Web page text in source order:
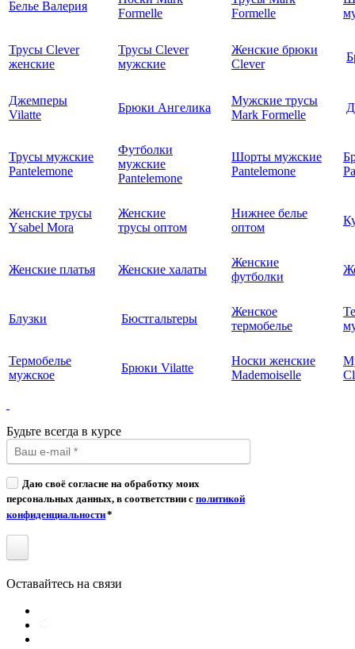
Белье Валерия
Formelle
Formelle
Трусы Clever
женские
Трусы Clever
мужские
Женские брюки
Clever
Джемперы
Vilatte
Брюки Ангелика
Мужские трусы
Mark Formelle
Трусы мужские
Pantelemone
Футболки
мужские
Pantelemone
Шорты мужские
Pantelemone
Женские трусы
Ysabel Mora
Женские
трусы оптом
Нижнее белье
оптом
Женские платья Женские халаты
Женские
футболки
Блузки Бюстгальтеры
Женское
термобелье
Термобелье
мужское
Брюки Vilatte
Носки женские
Mademoiselle
Будьте всегда в курсе
Даю своё согласие на обработку моих
персональных данных, в соответствии с политикой
конфиденциальности*
Оставайтесь на связи